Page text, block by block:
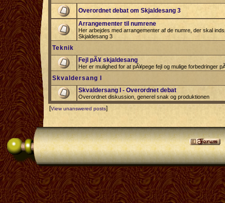
Overordnet debat om Skjaldesang 3
Arrangementer til numrene
Her arbejdes med arrangementer af de numre, der skal
Skjaldesang 3
Teknik
Fejl pÃ¥ skjaldesang
Her er mulighed for at pÃ¥pege fejl og mulige forbedringer
Skvaldersang I
Skvaldersang I - Overordnet debat
Overordnet diskussion, generel snak og produktionen
[View unanswered posts]